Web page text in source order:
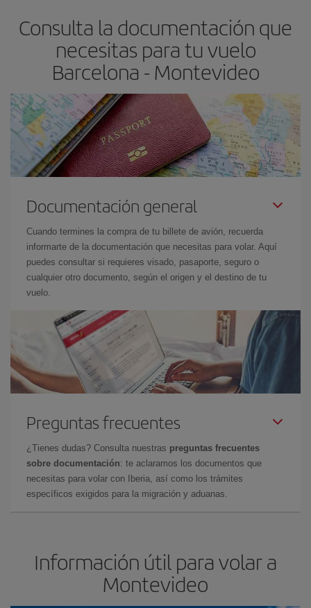
Consulta la documentación que
necesitas para tu vuelo
Barcelona - Montevideo
Documentación general
Cuando termines la compra de tu billete de avión, recuerda
informarte de la documentación que necesitas para volar. Aquí
puedes consultar si requieres visado, pasaporte, seguro o
cualquier otro documento, según el origen y el destino de tu
vuelo.
Preguntas frecuentes
¿Tienes dudas? Consulta nuestras preguntas frecuentes
sobre documentación: te aclaramos los documentos que
necesitas para volar con Iberia, así como los trámites
específicos exigidos para la migración y aduanas.
Información útil para volar a
Montevideo